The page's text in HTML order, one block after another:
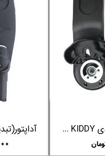
ساک لوازم دوشی گلدار اوکی داگ OKIEDOG